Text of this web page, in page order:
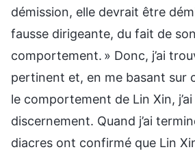
démission, elle devrait être
fausse dirigeante, du fait de son
comportement. » Donc, j’ai
pertinent et, en me basant sur
le comportement de Lin Xin,
discernement. Quand j’ai
diacres ont confirmé que Lin